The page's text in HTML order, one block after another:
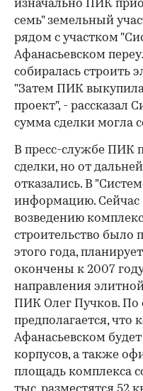
изначально ПИК
семь" земельный
рядом с участком
Афанасьевском
собиралась строить
"Затем ПИК
проект", - рассказал
сумма сделки могла
В пресс-службе ПИК
сделки, но от
отказались. В
информацию. Сейчас
возведению
строительство было
этого года,
окончены к 2007
направления
ПИК Олег Пучков. По
предполагается, что
Афанасьевском
корпусов, а также
площадь комплекса